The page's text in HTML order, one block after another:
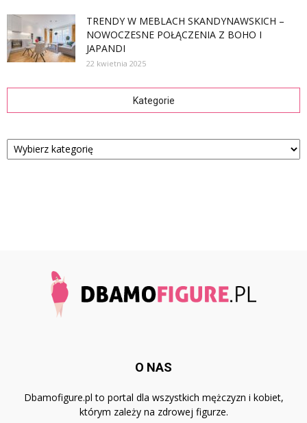
TRENDY W MEBLACH SKANDYNAWSKICH –
NOWOCZESNE POŁĄCZENIA Z BOHO I
JAPANDI
22 kwietnia 2025
Kategorie
Kategorie
O NAS
Dbamofigure.pl to portal dla wszystkich mężczyzn i kobiet,
którym zależy na zdrowej figurze.